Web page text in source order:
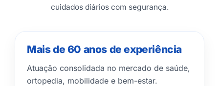
cuidados diários com segurança.
Mais de 60 anos de experiência
Atuação consolidada no mercado de saúde,
ortopedia, mobilidade e bem-estar.